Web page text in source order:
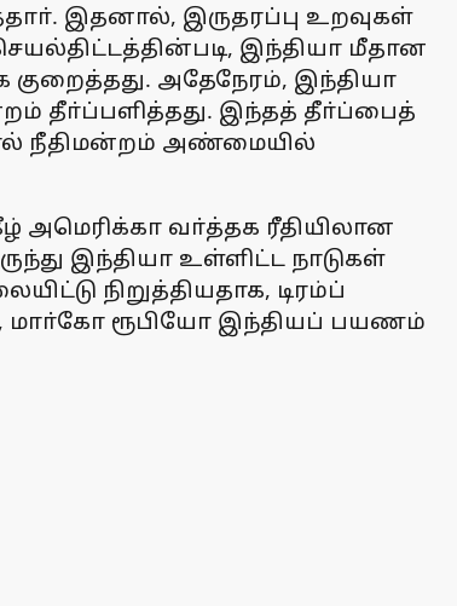
இதனால், இருதரப்பு உறவுகள்
இந்தியா மீதான
குறைத்தது. அதேநேரம், இந்தியா
தீா்ப்பளித்தது. இந்தத் தீா்ப்பைத்
நீதிமன்றம் அண்மையில்
அமெரிக்கா வா்த்தக ரீதியிலான
இந்தியா உள்ளிட்ட நாடுகள்
நிறுத்தியதாக, டிரம்ப்
மாா்கோ ரூபியோ இந்தியப் பயணம்